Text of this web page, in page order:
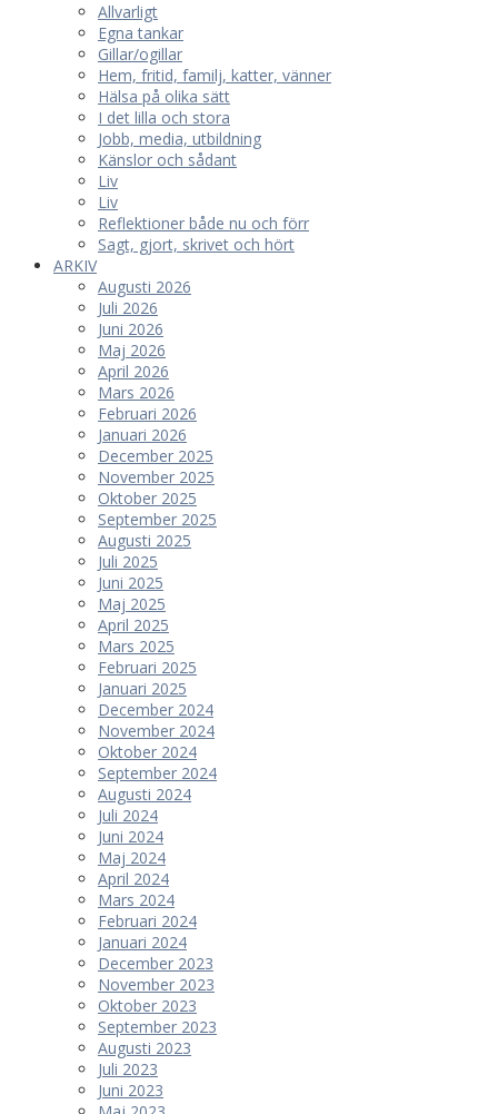
Allvarligt
Egna tankar
Gillar/ogillar
Hem, fritid, familj, katter, vänner
Hälsa på olika sätt
I det lilla och stora
Jobb, media, utbildning
Känslor och sådant
Liv
Liv
Reflektioner både nu och förr
Sagt, gjort, skrivet och hört
ARKIV
Augusti 2026
Juli 2026
Juni 2026
Maj 2026
April 2026
Mars 2026
Februari 2026
Januari 2026
December 2025
November 2025
Oktober 2025
September 2025
Augusti 2025
Juli 2025
Juni 2025
Maj 2025
April 2025
Mars 2025
Februari 2025
Januari 2025
December 2024
November 2024
Oktober 2024
September 2024
Augusti 2024
Juli 2024
Juni 2024
Maj 2024
April 2024
Mars 2024
Februari 2024
Januari 2024
December 2023
November 2023
Oktober 2023
September 2023
Augusti 2023
Juli 2023
Juni 2023